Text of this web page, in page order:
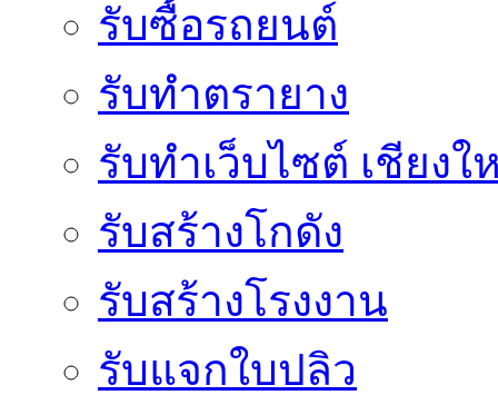
รับซื้อรถยนต์
รับทำตรายาง
รับทำเว็บไซต์ เชียงใ
รับสร้างโกดัง
รับสร้างโรงงาน
รับแจกใบปลิว